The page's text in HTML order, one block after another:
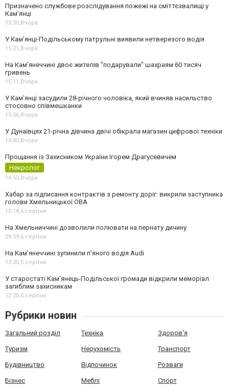
Призначено службове розслідування пожежі на сміттєзвалищі у
Кам’янці
15:30, Вчора
У Кам’янці-Подільському патрульні виявили нетверезого водія
15:21, Вчора
На Камʼянеччині двоє жителів "подарували" шахраям 60 тисяч
гривень
15:11, Вчора
У Камʼянці засудили 28-річного чоловіка, який вчиняв насильство
стосовно співмешканки
15:06, Вчора
У Дунаївцях 21-річна дівчина двічі обікрала магазин цифрової техніки
15:00, Вчора
Прощання із Захисником України Ігорем Драгусевичем
Некролог
14:53, Вчора
Хабар за підписання контрактів з ремонту доріг: викрили заступника
голови Хмельницької ОВА
10:18,6 серпня
На Хмельниччині дозволили полювати на пернату дичину
09:59,6 серпня
На Камʼянеччині зупинили п'яного водія Audi
13:20,5 серпня
У старостаті Кам’янець-Подільської громади відкрили меморіал
загиблим захисникам
12:20,5 серпня
Рубрики новин
Загальний розділ Техніка Здоров'я
Туризм Нерухомість Транспорт
Будівництво Відпочинок Розваги
Бізнес Меблі Спорт